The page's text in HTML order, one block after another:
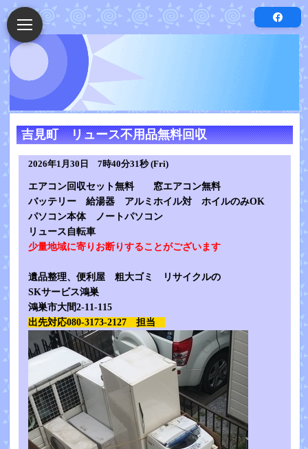
吉見町 リュース不用品無料回収
2026年1月30日 7時40分31秒 (Fri)
エアコン回収セット無料 窓エアコン無料
バッテリー 給湯器 アルミホイル対 ホイルのみOK
パソコン本体 ノートパソコン
リュース自転車
少量地域に寄りお断りすることがございます
遺品整理、便利屋 粗大ゴミ リサイクルの
SKサービス鴻巣
鴻巣市大間2-11-115
出先対応080-3173-2127 担当